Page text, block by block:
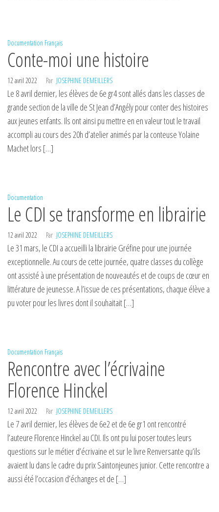
Documentation Français
Conte-moi une histoire
12 avril 2022 Par JOSEPHINE DEMEILLERS
Le 8 avril dernier, les élèves de 6e gr4 sont allés dans les classes de
grande section de la ville de St Jean d’Angély pour conter des histoires
aux jeunes enfants. Ils ont ainsi pu mettre en en valeur tout le travail
accompli au cours des 20h d’atelier animés par la conteuse Yolaine
Machet lors […]
Documentation
Le CDI se transforme en librairie
12 avril 2022 Par JOSEPHINE DEMEILLERS
Le 31 mars, le CDI a accueilli la librairie Gréfine pour une journée
exceptionnelle. Au cours de cette journée, quatre classes du collège
ont assisté à une présentation de nouveautés et de coups de cœur en
littérature de jeunesse. A l’issue de ces présentations, chaque élève a
pu voter pour les livres dont il souhaitait […]
Documentation Français
Rencontre avec l’écrivaine
Florence Hinckel
12 avril 2022 Par JOSEPHINE DEMEILLERS
Le 7 avril dernier, les élèves de 6e2 et de 6e gr1 ont rencontré
l’auteure Florence Hinckel au CDI. Ils ont pu lui poser toutes leurs
questions sur le métier d’écrivaine et sur le livre Renversante qu’ils
avaient lu dans le cadre du prix Saintonjeunes junior. Cette rencontre a
aussi été l’occasion d’échanges et de […]